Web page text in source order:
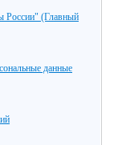
России" (Главный
данные